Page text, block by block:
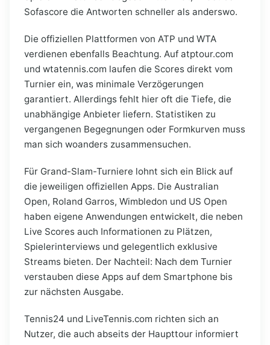
Sofascore die Antworten schneller als anderswo.
Die offiziellen Plattformen von ATP und WTA
verdienen ebenfalls Beachtung. Auf atptour.com
und wtatennis.com laufen die Scores direkt vom
Turnier ein, was minimale Verzögerungen
garantiert. Allerdings fehlt hier oft die Tiefe, die
unabhängige Anbieter liefern. Statistiken zu
vergangenen Begegnungen oder Formkurven muss
man sich woanders zusammensuchen.
Für Grand-Slam-Turniere lohnt sich ein Blick auf
die jeweiligen offiziellen Apps. Die Australian
Open, Roland Garros, Wimbledon und US Open
haben eigene Anwendungen entwickelt, die neben
Live Scores auch Informationen zu Plätzen,
Spielerinterviews und gelegentlich exklusive
Streams bieten. Der Nachteil: Nach dem Turnier
verstauben diese Apps auf dem Smartphone bis
zur nächsten Ausgabe.
Tennis24 und LiveTennis.com richten sich an
Nutzer, die auch abseits der Haupttour informiert